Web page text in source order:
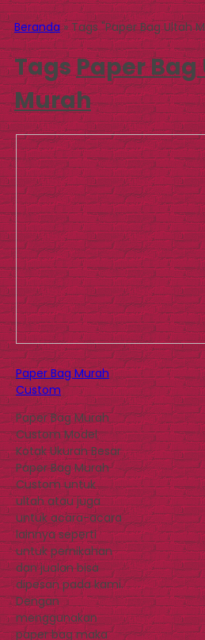
Beranda»Tags "Paper Bag Ultah
TagsPaper
Murah
Paper Bag Murah
Custom
Paper Bag Murah
Custom Model
Kotak Ukuran Besar
Paper Bag Murah
Custom untuk
ultah atau juga
untuk acara-acara
lainnya seperti
untuk pernikahan
dan jualan bisa
dipesan pada kami.
Dengan
menggunakan
paper bag maka